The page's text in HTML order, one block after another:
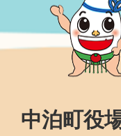
中泊町役